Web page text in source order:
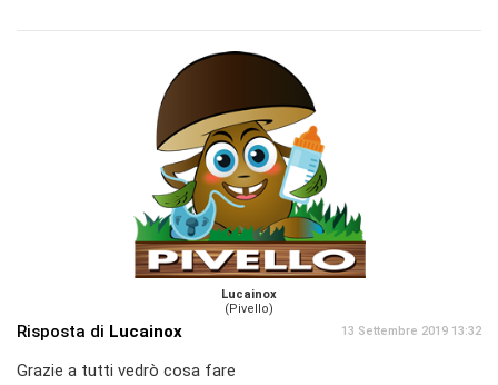
Lucainox
(Pivello)
Risposta di Lucainox 13 Settembre 2019 13:32
Grazie a tutti vedrò cosa fare